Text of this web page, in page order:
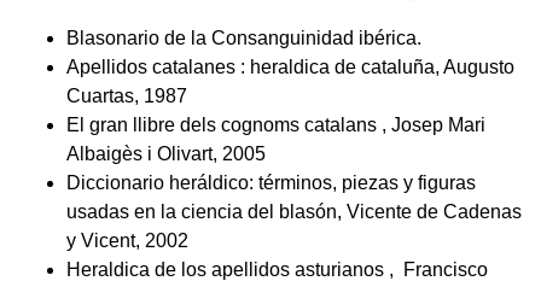
Blasonario de la Consanguinidad ibérica.
Apellidos catalanes : heraldica de cataluña, Augusto
Cuartas, 1987
El gran llibre dels cognoms catalans , Josep Mari
Albaigès i Olivart, 2005
Diccionario heráldico: términos, piezas y figuras
usadas en la ciencia del blasón, Vicente de Cadenas
y Vicent, 2002
Heraldica de los apellidos asturianos , Francisco